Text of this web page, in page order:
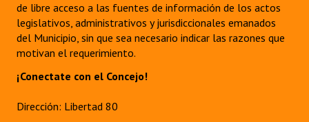
de libre acceso a las fuentes de información de los actos
legislativos, administrativos y jurisdiccionales emanados
del Municipio, sin que sea necesario indicar las razones que
motivan el requerimiento.
¡Conectate con el Concejo!
Dirección: Libertad 80